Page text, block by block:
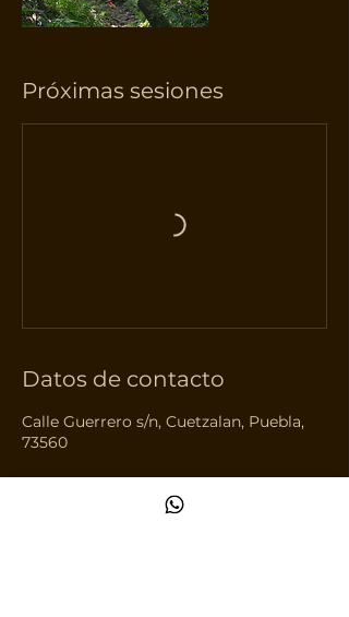
Próximas sesiones
Datos de contacto
Calle Guerrero s/n, Cuetzalan, Puebla,
73560